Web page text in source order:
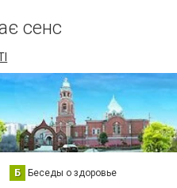
сенс
Б Беседы о здоровье